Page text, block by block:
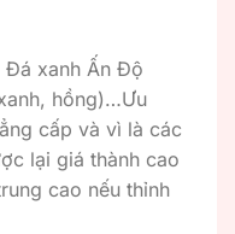
Đá xanh Ấn Độ
hồng)…Ưu
cấp và vì là các
lại giá thành cao
cao nếu thỉnh